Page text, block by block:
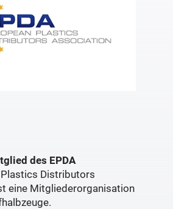
des EPDA
Plastics Distributors
eine Mitgliederorganisation